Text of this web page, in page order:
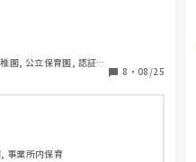
最近動きの悪い機種がい
個人のスマホで記入して
で買い替えていますか？
？
園, 公立保育園, 認証・
8 ・ 08/25
事業所内保育